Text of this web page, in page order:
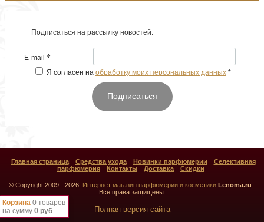
Корзина 0 товаров
на сумму 0 руб
Подписаться на рассылку новостей:
E-mail *
Я согласен на обработку моих персональных данных *
Подписаться
Главная страница Средства ухода Новинки парфюмерии
Селективная
парфюмерия
Контакты Доставка Скидки
© Copyright 2009 - 2026. Интернет магазин парфюмерии и косметики Lenoma.ru -
Все права защищены.
Полная версия сайта